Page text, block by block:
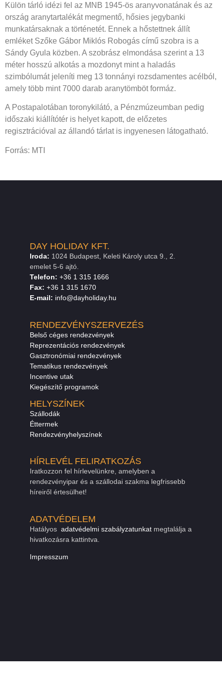
Külön tárló idézi fel az MNB 1945-ös aranyvonatának és az
ország aranytartalékát megmentő, hősies jegybanki
munkatársaknak a történetét. Ennek a hőstettnek állít
emléket Szőke Gábor Miklós Robogás című szobra is a
Sándy Gyula közben. A szobrász elmondása szerint a 13
méter hosszú alkotás a mozdonyt mint a haladás
szimbólumát jeleníti meg 13 tonnányi rozsdamentes acélból,
amely több mint 7000 darab aranytömböt formáz.
A Postapalotában toronykilátó, a Pénzmúzeumban pedig
időszaki kiállítótér is helyet kapott, de előzetes
regisztrációval az állandó tárlat is ingyenesen látogatható.
Forrás: MTI
DAY HOLIDAY KFT.
Iroda: 1024 Budapest, Keleti Károly utca 9., 2.
emelet 5-6 ajtó.
Telefon: +36 1 315 1666
Fax: +36 1 315 1670
E-mail: info@dayholiday.hu
RENDEZVÉNYSZERVEZÉS
Belső céges rendezvények
Reprezentációs rendezvények
Gasztronómiai rendezvények
Tematikus rendezvények
Incentive utak
Kiegészítő programok
HELYSZÍNEK
Szállodák
Éttermek
Rendezvényhelyszínek
HÍRLEVÉL FELIRATKOZÁS
Iratkozzon fel hírlevelünkre, amelyben a
rendezvényipar és a szállodai szakma legfrissebb
híreiről értesülhet!
ADATVÉDELEM
Hatályos adatvédelmi szabályzatunkat megtalálja a
hivatkozásra kattintva.
Impresszum